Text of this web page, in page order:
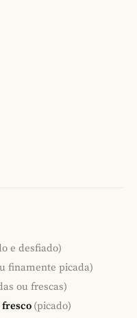
e desfiado)
finamente picada)
ou frescas)
fresco (picado)